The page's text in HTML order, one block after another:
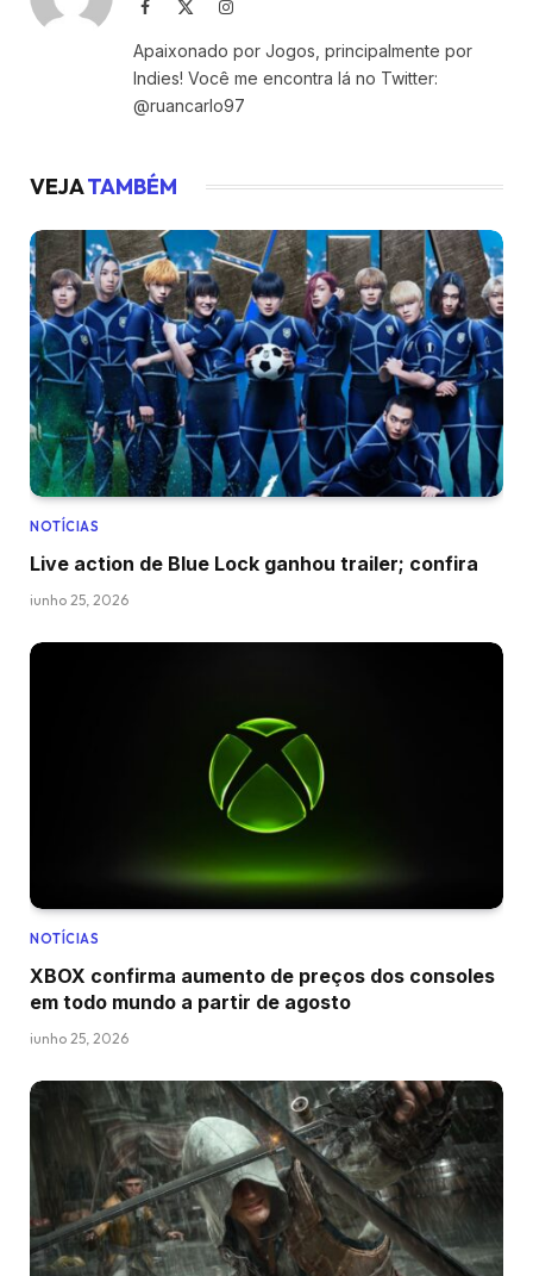
Facebook Instagram
Apaixonado por Jogos, principalmente por
Indies! Você me encontra lá no Twitter:
@ruancarlo97
VEJATAMBÉM
NOTÍCIAS
Live action de Blue Lock ganhou trailer; confira
junho 25, 2026
NOTÍCIAS
XBOX confirma aumento de preços dos consoles
em todo mundo a partir de agosto
junho 25, 2026